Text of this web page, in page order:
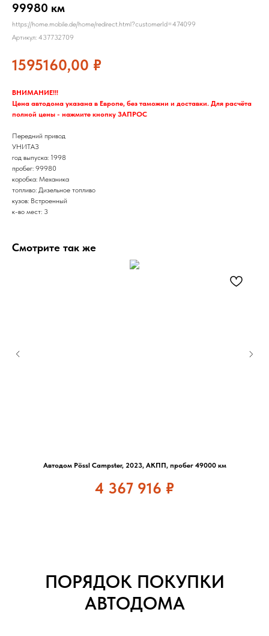
99980 км
https://home.mobile.de/home/redirect.html?customerId=474099
Артикул: 437732709
1595160,00 ₽
ВНИМАНИЕ!!!
Цена автодома указана в Европе, без таможни и доставки. Для расчёта
полной цены - нажмите кнопку ЗАПРОС
Передний привод
УНИТАЗ
год выпуска: 1998
пробег: 99980
коробка: Механика
топливо: Дизельное топливо
кузов: Встроенный
к-во мест: 3
Смотрите так же
Автодом Pössl Campster, 2023, АКПП, пробег 49000 км
4 367 916 ₽
ПОРЯДОК ПОКУПКИ
АВТОДОМА